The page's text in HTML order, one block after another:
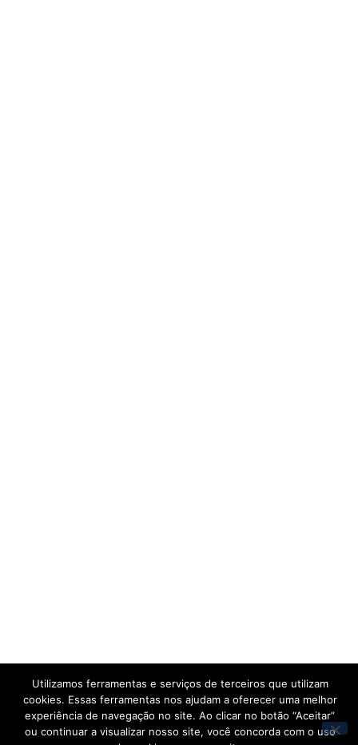
Utilizamos ferramentas e serviços de terceiros que utilizam
cookies. Essas ferramentas nos ajudam a oferecer uma melhor
experiência de navegação no site. Ao clicar no botão “Aceitar”
ou continuar a visualizar nosso site, você concorda com o uso